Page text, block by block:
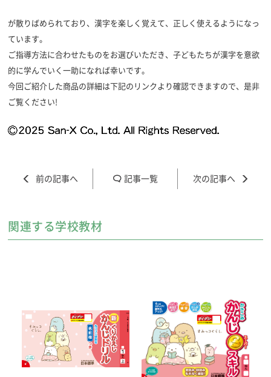
が散りばめられており、漢字を楽しく覚えて、正しく使えるようになっ
ています。
ご指導方法に合わせたものをお選びいただき、子どもたちが漢字を意欲
的に学んでいく一助になれば幸いです。
今回ご紹介した商品の詳細は下記のリンクより確認できますので、是非
ご覧ください!
記事一覧
関連する学校教材